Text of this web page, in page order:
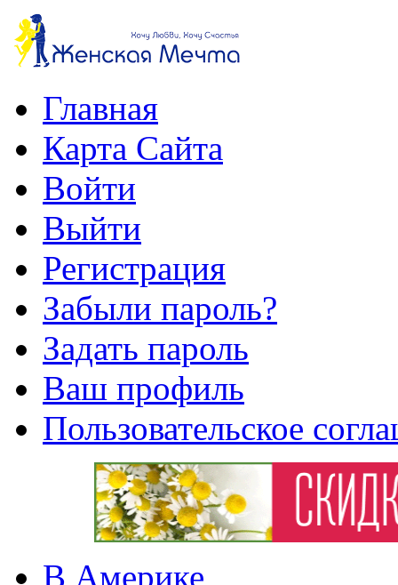
Главная
Карта Сайта
Войти
Выйти
Регистрация
Забыли пароль?
Задать пароль
Ваш профиль
Пользовательское
В Америке